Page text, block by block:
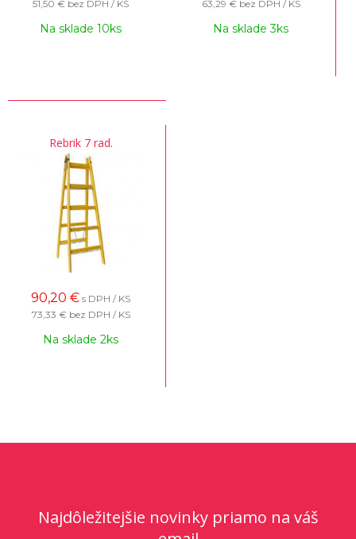
51,50 € bez DPH / KS
Na sklade 10ks
63,29 € bez DPH / KS
Na sklade 3ks
Rebrik 7 rad.
90,20 € s DPH / KS
73,33 € bez DPH / KS
Na sklade 2ks
Najdôležitejšie novinky priamo na váš